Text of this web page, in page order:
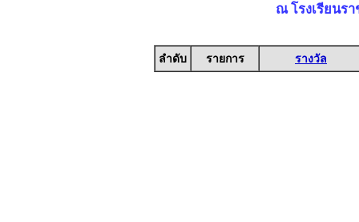
ณ โรงเรียนร
ลำดับ รายการ รางวัล